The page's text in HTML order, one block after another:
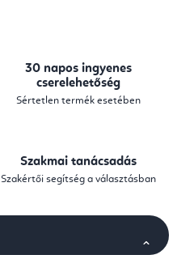
30 napos ingyenes
cserelehetőség
Sértetlen termék esetében
Szakmai tanácsadás
Szakértői segítség a választásban